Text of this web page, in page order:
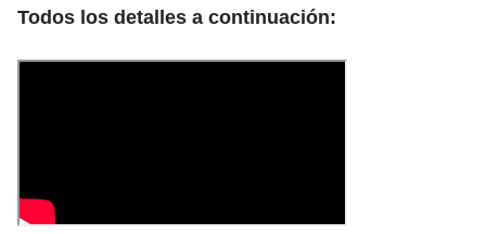
Todos los detalles a continuación: